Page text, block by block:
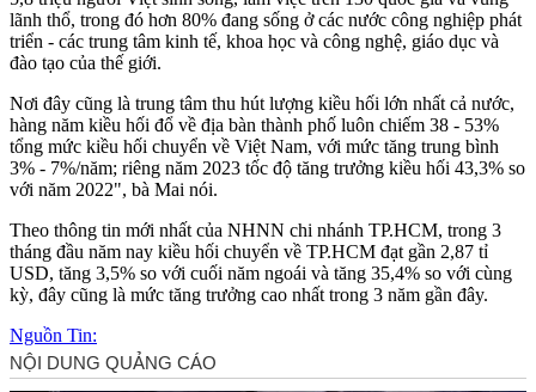
lãnh thổ, trong đó hơn 80% đang sống ở các nước công nghiệp phát
triển - các trung tâm kinh tế, khoa học và công nghệ, giáo dục và
đào tạo của thế giới.
Nơi đây cũng là trung tâm thu hút lượng kiều hối lớn nhất cả nước,
hàng năm kiều hối đổ về địa bàn thành phố luôn chiếm 38 - 53%
tổng mức kiều hối chuyển về Việt Nam, với mức tăng trung bình
3% - 7%/năm; riêng năm 2023 tốc độ tăng trưởng kiều hối 43,3% so
với năm 2022", bà Mai nói.
Theo thông tin mới nhất của NHNN chi nhánh TP.HCM, trong 3
tháng đầu năm nay kiều hối chuyển về TP.HCM đạt gần 2,87 tỉ
USD, tăng 3,5% so với cuối năm ngoái và tăng 35,4% so với cùng
kỳ, đây cũng là mức tăng trưởng cao nhất trong 3 năm gần đây.
Nguồn Tin: